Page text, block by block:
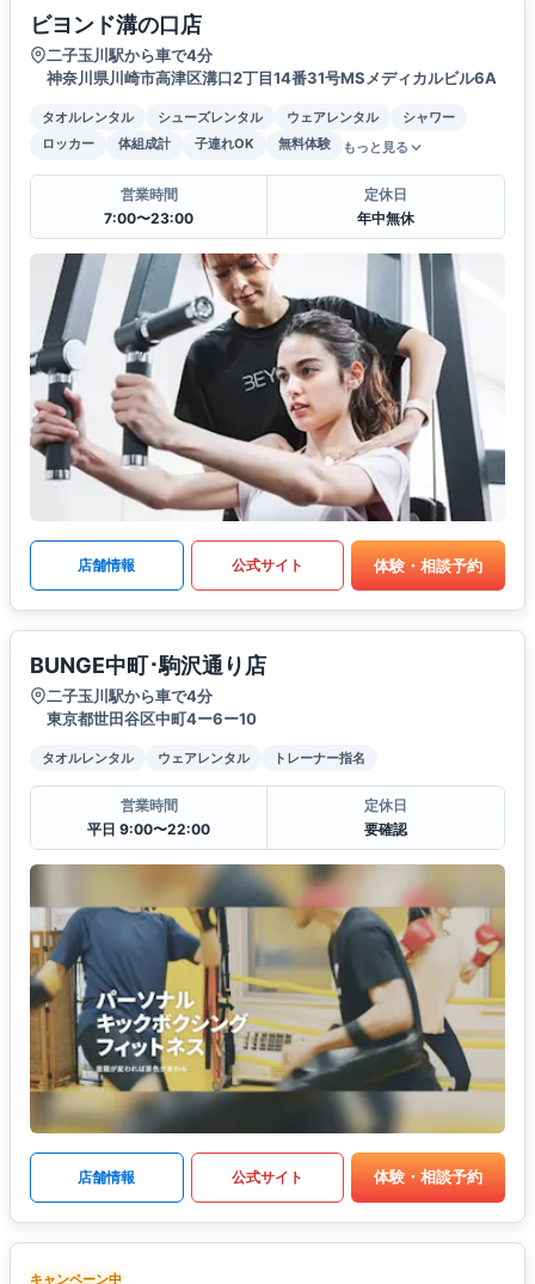
ビヨンド溝の口店
二子玉川駅から車で4分
神奈川県川崎市高津区溝口2丁目14番31号MSメディカルビル6A
タオルレンタル シューズレンタル ウェアレンタル
シャワー
ロッカー
体組成計 子連れOK 無料体験 もっと見る
営業時間
7:00〜23:00
定休日
年中無休
店舗情報 公式サイト 体験・相談予約
BUNGE中町･駒沢通り店
二子玉川駅から車で4分
東京都世田谷区中町4ー6ー10
タオルレンタル ウェアレンタル トレーナー指名
営業時間
平日 9:00〜22:00
定休日
要確認
店舗情報 公式サイト 体験・相談予約
キャンペーン中